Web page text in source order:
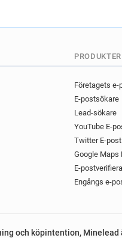
PRODUKTER
Företagets
E-postsökare
Lead-sökare
YouTube E-
Twitter E-
Google Maps
E-
Engångs e-
och köpintention,